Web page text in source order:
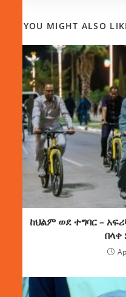
YOU MIGHT ALSO
ከህልም ወደ ተግባር –
በላቀ